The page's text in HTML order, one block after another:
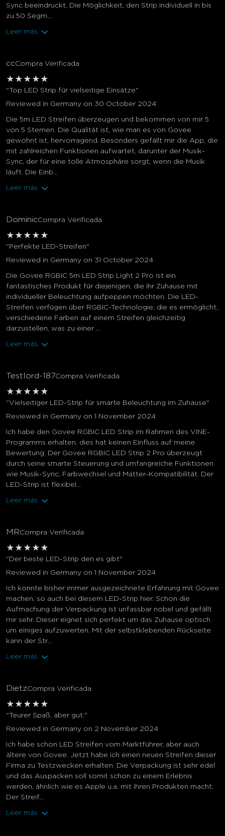
Sync beeindruckt. Die Möglichkeit, den Strip individuell in bis
zu 50 Segm...
Leer más
ccCompra Verificada
★ ★ ★ ★ ★
"Top LED Strip für vielseitige Einsätze"
Reviewed in Germany on 30 October 2024
Die 5m LED Streifen überzeugen und bekommen von mir 5
von 5 Sternen. Die Qualität ist, wie man es von Govee
gewohnt ist, hervorragend. Besonders gefällt mir die App, die
mit zahlreichen Funktionen aufwartet, darunter der Musik-
Sync, der für eine tolle Atmosphäre sorgt, wenn die Musik
läuft. Die Einb...
Leer más
DominicCompra Verificada
★ ★ ★ ★ ★
"Perfekte LED-Streifen"
Reviewed in Germany on 31 October 2024
Die Govee RGBIC 5m LED Strip Light 2 Pro ist ein
fantastisches Produkt für diejenigen, die ihr Zuhause mit
individueller Beleuchtung aufpeppen möchten. Die LED-
Streifen verfügen über RGBIC-Technologie, die es ermöglicht,
verschiedene Farben auf einem Streifen gleichzeitig
darzustellen, was zu einer ...
Leer más
Testlord-187Compra Verificada
★ ★ ★ ★ ★
"Vielseitiger LED-Strip für smarte Beleuchtung im Zuhause"
Reviewed in Germany on 1 November 2024
Ich habe den Govee RGBIC LED Strip im Rahmen des VINE-
Programms erhalten, dies hat keinen Einfluss auf meine
Bewertung. Der Govee RGBIC LED Strip 2 Pro überzeugt
durch seine smarte Steuerung und umfangreiche Funktionen
wie Musik-Sync, Farbwechsel und Matter-Kompatibilität. Der
LED-Strip ist flexibel...
Leer más
MRCompra Verificada
★ ★ ★ ★ ★
"Der beste LED-Strip den es gibt"
Reviewed in Germany on 1 November 2024
Ich konnte bisher immer ausgezeichnete Erfahrung mit Govee
machen, so auch bei diesem LED-Strip hier. Schon die
Aufmachung der Verpackung ist unfassbar nobel und gefällt
mir sehr. Dieser eignet sich perfekt um das Zuhause optisch
um einiges aufzuwerten. Mit der selbstklebenden Rückseite
kann der Str...
Leer más
DietzCompra Verificada
★ ★ ★ ★ ★
"Teurer Spaß, aber gut."
Reviewed in Germany on 2 November 2024
Ich habe schon LED Streifen vom Marktführer, aber auch
ältere von Govee. Jetzt habe ich einen neuen Streifen dieser
Firma zu Testzwecken erhalten. Die Verpackung ist sehr edel
und das Auspacken soll somit schon zu einem Erlebnis
werden, ähnlich wie es Apple u.a. mit ihren Produkten macht.
Der Streif...
Leer más